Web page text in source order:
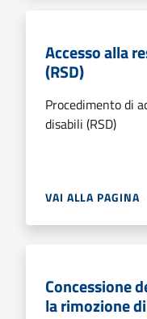
Accesso alla
(RSD)
Procedimento di
disabili (RSD)
VAI ALLA PAGINA
Concessione
la rimozione